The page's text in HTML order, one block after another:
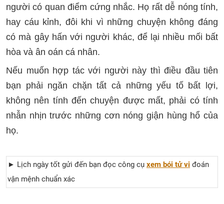
người có quan điểm cứng nhắc. Họ rất dễ nóng tính,
hay cáu kỉnh, đôi khi vì những chuyện không đáng
có mà gây hấn với người khác, để lại nhiều mối bất
hòa và ân oán cá nhân.
Nếu muốn hợp tác với người này thì điều đầu tiên
bạn phải ngăn chặn tất cả những yếu tố bất lợi,
không nên tính đến chuyện được mất, phải có tính
nhẫn nhịn trước những cơn nóng giận hùng hổ của
họ.
► Lịch ngày tốt gửi đến bạn đọc công cụ xem bói tử vi đoán
vận mệnh chuẩn xác